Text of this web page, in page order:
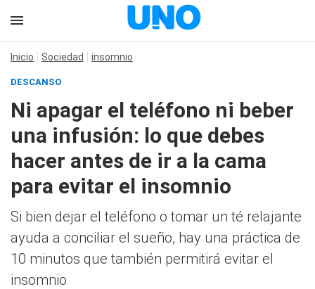
Inicio Sociedad insomnio
DESCANSO
Ni apagar el teléfono ni beber
una infusión: lo que debes
hacer antes de ir a la cama
para evitar el insomnio
Si bien dejar el teléfono o tomar un té relajante
ayuda a conciliar el sueño, hay una práctica de
10 minutos que también permitirá evitar el
insomnio